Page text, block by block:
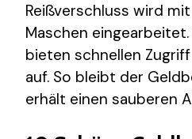
Reißverschluss wird
Maschen
bieten schnellen
auf. So bleibt der
erhält einen sauberen